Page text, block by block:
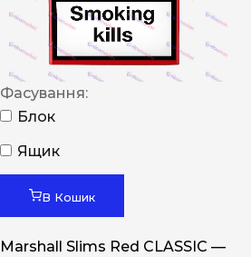
Italian Blend 821
OSCAR
Фасування:
Блок
Ящик
В Кошик
Marshall Slims Red CLASSIC —